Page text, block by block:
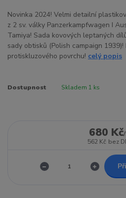
Novinka 2024! Velmi detailní
z 2 sv. války Panzerkampfwagen I
Tamiya! Sada kovových leptaných
sady obtisků (Polish campaign
protiskluzového povrchu! celý popis
Dostupnost Skladem 1 ks
680 Kč/
562 Kč bez